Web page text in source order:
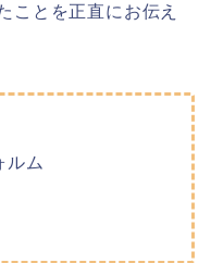
ことを正直にお伝え
ルム